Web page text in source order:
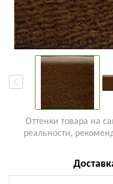
Оттенки товара на
реальности,